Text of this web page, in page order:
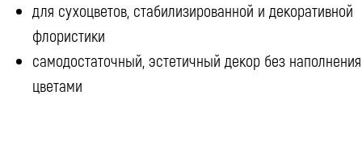
для сухоцветов, стабилизированной и декоративной
флористики
самодостаточный, эстетичный декор без наполнения
цветами